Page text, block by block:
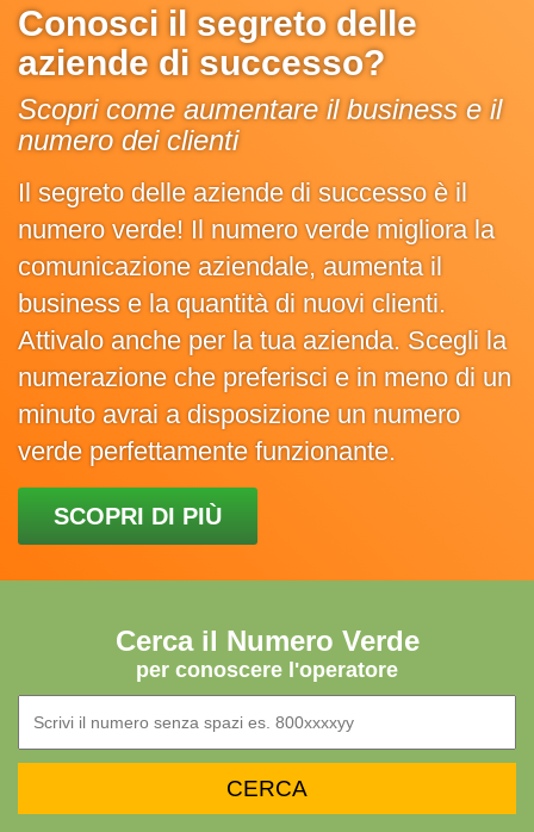
Conosci il segreto delle
aziende di successo?
Scopri come aumentare il business e il
numero dei clienti
Il segreto delle aziende di successo è il
numero verde! Il numero verde migliora la
comunicazione aziendale, aumenta il
business e la quantità di nuovi clienti.
Attivalo anche per la tua azienda. Scegli la
numerazione che preferisci e in meno di un
minuto avrai a disposizione un numero
verde perfettamente funzionante.
SCOPRI DI PIÙ
Cerca il Numero Verde
per conoscere l'operatore